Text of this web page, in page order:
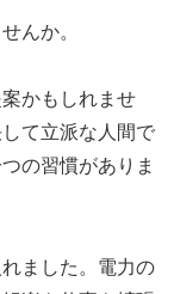
んか。
かもしれませ
て立派な人間で
の習慣がありま
ました。電力の